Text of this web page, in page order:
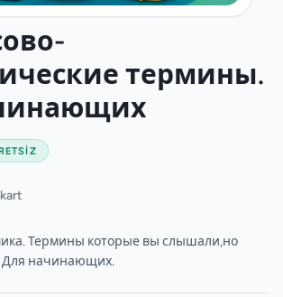
термины.
Термины которые вы слышали,но
Для начинающих.